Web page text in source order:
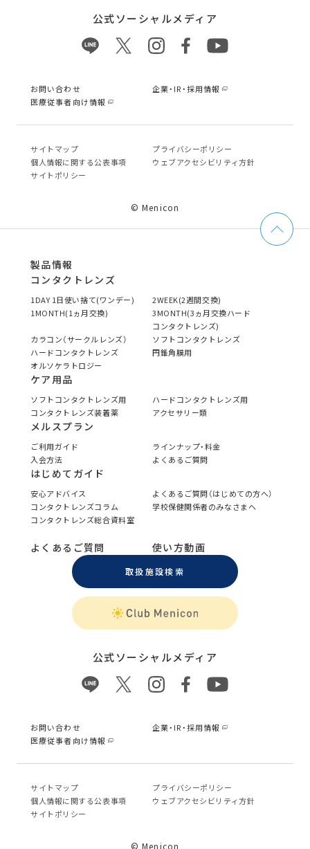
公式ソーシャルメディア
お問い合わせ
企業・IR・採用情報
医療従事者向け情報
サイトマップ
プライバシーポリシー
個⼈情報に関する公表事項
ウェブアクセシビリティ方針
サイトポリシー
© Menicon
製品情報
コンタクトレンズ
1DAY 1日使い捨て(ワンデー)
2WEEK(2週間交換)
1MONTH(1ヵ月交換)
3MONTH(3ヵ月交換ハード
コンタクトレンズ)
カラコン（サークルレンズ）
ソフトコンタクトレンズ
ハードコンタクトレンズ
円錐角膜用
オルソケラトロジー
ケア用品
ソフトコンタクトレンズ用
ハードコンタクトレンズ用
コンタクトレンズ装着薬
アクセサリー類
メルスプラン
ご利用ガイド
ラインナップ・料金
入会方法
よくあるご質問
はじめてガイド
安心アドバイス
よくあるご質問（はじめての方へ）
コンタクトレンズコラム
学校保健関係者のみなさまへ
コンタクトレンズ総合資料室
よくあるご質問 使い方動画
取扱施設検索
公式ソーシャルメディア
お問い合わせ
企業・IR・採用情報
医療従事者向け情報
サイトマップ
プライバシーポリシー
個⼈情報に関する公表事項
ウェブアクセシビリティ方針
サイトポリシー
© Menicon